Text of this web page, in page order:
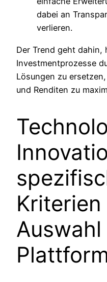
dabei an
verlieren.
Der Trend geht dahin,
Investmentprozesse
Lösungen zu
und Renditen zu
Auswahl